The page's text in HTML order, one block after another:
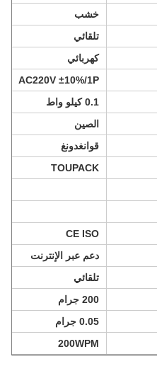
خشب
تلقائي
كهربائي
AC220V ±10%/1P
0.1 كيلو واط
الصين
قوانغدونغ
TOUPACK
CE ISO
دعم عبر الإنترنت
تلقائي
200 جرام
0.05 جرام
200WPM